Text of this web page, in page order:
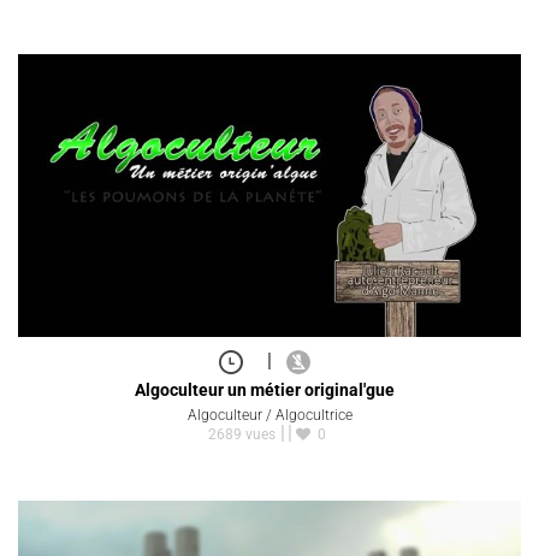
|
Algoculteur un métier original'gue
Algoculteur / Algocultrice
2689 vues
0